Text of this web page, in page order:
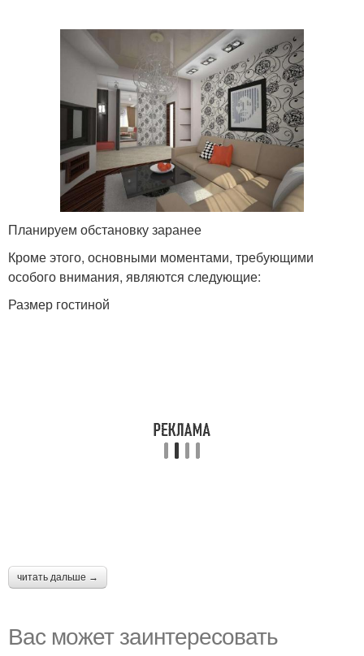
Планируем обстановку заранее
Кроме этого, основными моментами, требующими
особого внимания, являются следующие:
Размер гостиной
читать дальше →
Вас может заинтересовать